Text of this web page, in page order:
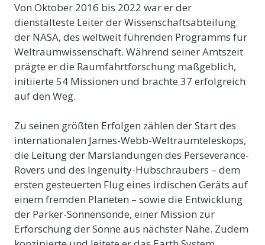
Von Oktober 2016 bis 2022 war er der
dienstälteste Leiter der Wissenschaftsabteilung
der NASA, des weltweit führenden Programms für
Weltraumwissenschaft. Während seiner Amtszeit
prägte er die Raumfahrtforschung maßgeblich,
initiierte 54 Missionen und brachte 37 erfolgreich
auf den Weg.
Zu seinen größten Erfolgen zählen der Start des
internationalen James-Webb-Weltraumteleskops,
die Leitung der Marslandungen des Perseverance-
Rovers und des Ingenuity-Hubschraubers – dem
ersten gesteuerten Flug eines irdischen Geräts auf
einem fremden Planeten – sowie die Entwicklung
der Parker-Sonnensonde, einer Mission zur
Erforschung der Sonne aus nächster Nähe. Zudem